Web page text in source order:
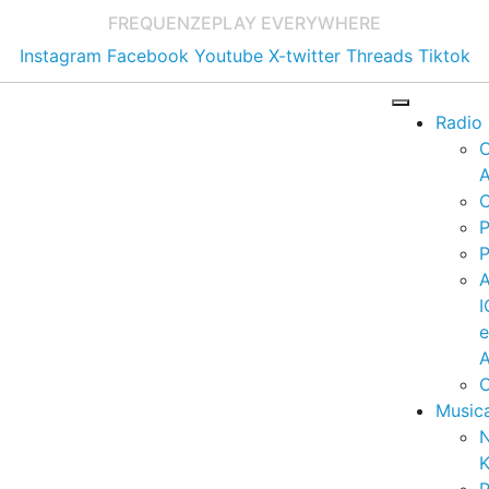
FREQUENZEPLAY EVERYWHERE
Instagram Facebook Youtube X-twitter Threads Tiktok
Radio
e